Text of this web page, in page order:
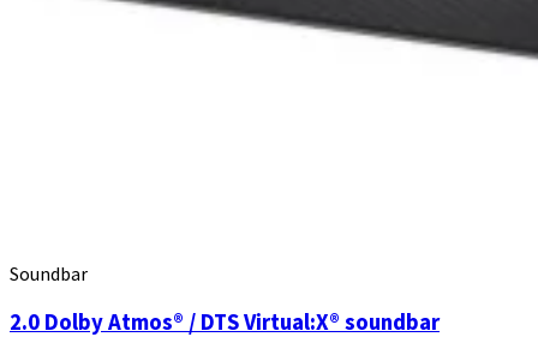
Soundbar
2.0 Dolby Atmos® / DTS Virtual:X® soundbar